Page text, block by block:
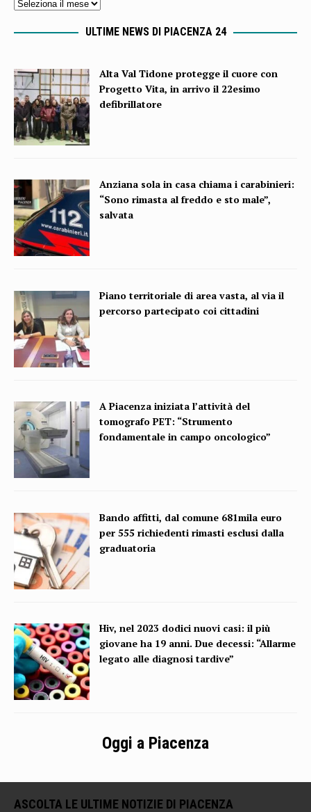
ULTIME NEWS DI PIACENZA 24
Alta Val Tidone protegge il cuore con
Progetto Vita, in arrivo il 22esimo
defibrillatore
Anziana sola in casa chiama i carabinieri:
“Sono rimasta al freddo e sto male”,
salvata
Piano territoriale di area vasta, al via il
percorso partecipato coi cittadini
A Piacenza iniziata l’attività del
tomografo PET: “Strumento
fondamentale in campo oncologico”
Bando affitti, dal comune 681mila euro
per 555 richiedenti rimasti esclusi dalla
graduatoria
Hiv, nel 2023 dodici nuovi casi: il più
giovane ha 19 anni. Due decessi: “Allarme
legato alle diagnosi tardive”
Oggi a Piacenza
ASCOLTA LE ULTIME NOTIZIE DI PIACENZA